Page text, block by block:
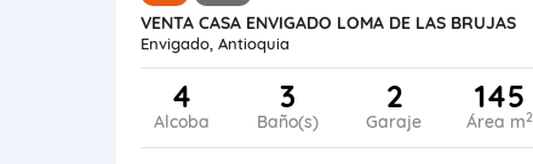
VENTA CASA ENVIGADO LOMA DE LAS BRUJAS
Envigado, Antioquia
4
Alcoba
3
Baño(s)
2
Garaje
145
Área m2